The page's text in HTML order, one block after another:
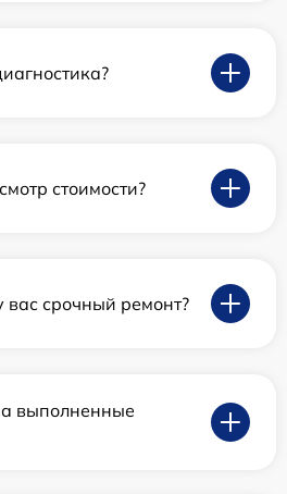
стоимости?
вас срочный ремонт?
выполненные